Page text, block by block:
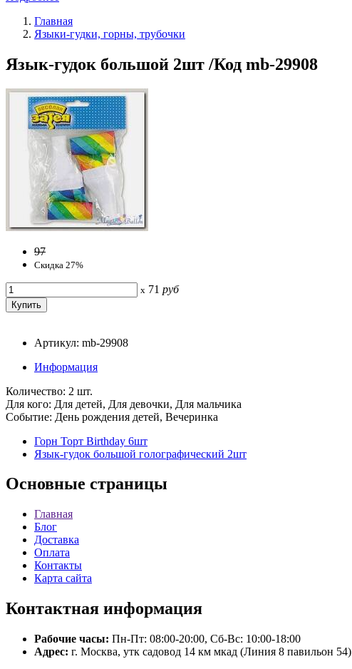
Главная
Языки-гудки, горны, трубочки
Язык-гудок большой 2шт /Код mb-29908
97
Скидка 27%
x 71 руб
Артикул: mb-29908
Информация
Количество: 2 шт.
Для кого: Для детей, Для девочки, Для мальчика
Событие: День рождения детей, Вечеринка
Горн Торт Birthday 6шт
Язык-гудок большой голографический 2шт
Основные страницы
Главная
Блог
Доставка
Оплата
Контакты
Карта сайта
Контактная информация
Рабочие часы: Пн-Пт: 08:00-20:00, Сб-Вс: 10:00-18:00
Адрес: г. Москва, утк садовод 14 км мкад (Линия 8 павильон 54)